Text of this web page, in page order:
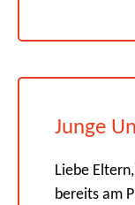
Junge
Liebe
bereits am